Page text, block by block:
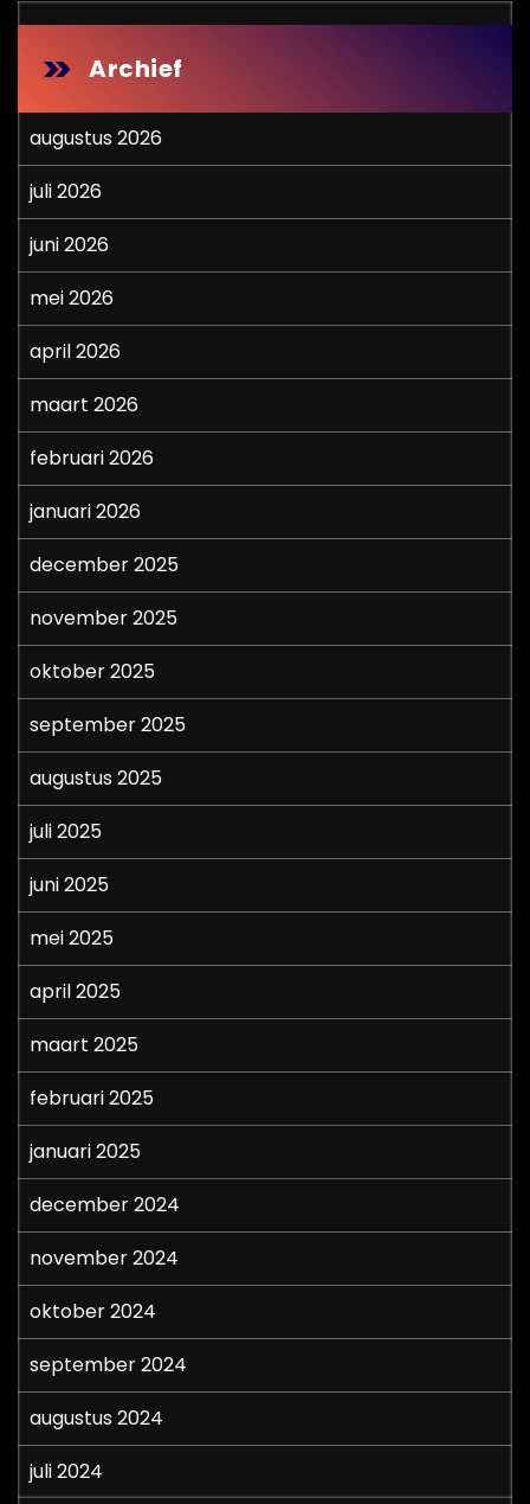
Archief
augustus 2026
juli 2026
juni 2026
mei 2026
april 2026
maart 2026
februari 2026
januari 2026
december 2025
november 2025
oktober 2025
september 2025
augustus 2025
juli 2025
juni 2025
mei 2025
april 2025
maart 2025
februari 2025
januari 2025
december 2024
november 2024
oktober 2024
september 2024
augustus 2024
juli 2024